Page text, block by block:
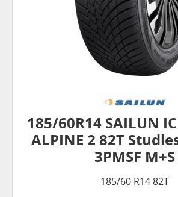
185/60R14 SAILUN
ALPINE 2 82T
3PMSF M+S
185/60 R14 82T